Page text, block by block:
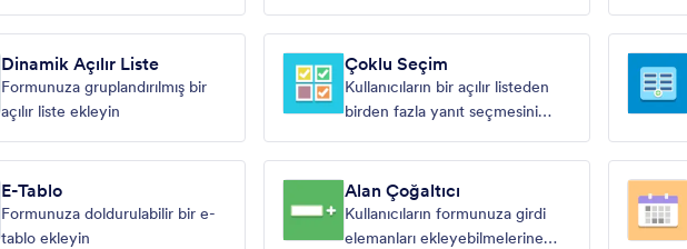
Dinamik Açılır Liste
Formunuza gruplandırılmış bir
açılır liste ekleyin
Çoklu Seçim
Kullanıcıların bir açılır listeden
birden fazla yanıt seçmesini
E-Tablo
Formunuza doldurulabilir bir e-
tablo ekleyin
Alan Çoğaltıcı
Kullanıcıların formunuza girdi
elemanları ekleyebilmelerine